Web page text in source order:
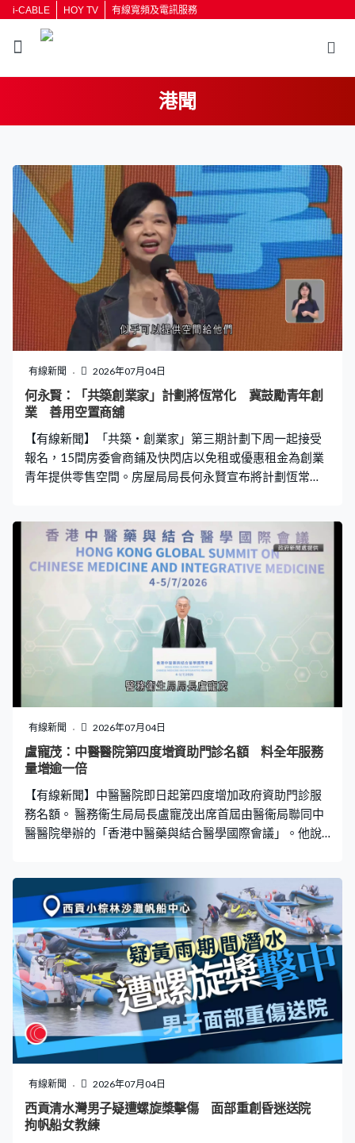
i-CABLE HOY TV 有線寬頻及電訊服務
港聞
有線新聞 2026年07月04日
何永賢：「共築創業家」計劃將恆常化 冀鼓勵青年創
業 善用空置商舖
【有線新聞】「共築・創業家」第三期計劃下周一起接受
報名，15間房委會商鋪及快閃店以免租或優惠租金為創業
青年提供零售空間。房屋局局長何永賢宣布將計劃恆常
們的商業設施似乎可以提供空間給他們，像栽培的場地
般。我們決定將計劃恆常化，房委會永遠都會有鋪位予創
業家，也希望我們商界的朋友考慮一下在項目中成功或成
功的元素，思考一下可否部份變成恆常的項目，永遠在你
們的商場舖位取一些空間出來。」
有線新聞 2026年07月04日
盧寵茂：中醫醫院第四度增資助門診名額 料全年服務
量增逾一倍
【有線新聞】中醫醫院即日起第四度增加政府資助門診服
務名額。 醫務衞生局局長盧寵茂出席首屆由醫衞局聯同中
醫醫院舉辦的「香港中醫藥與結合醫學國際會議」。他說
務量較原定計劃增加逾一倍。本月起亦會推出一系列專病
項目，首先開展中風後治療及下腰痛治療。
有線新聞 2026年07月04日
西貢清水灣男子疑遭螺旋槳擊傷 面部重創昏迷送院
拘帆船女教練